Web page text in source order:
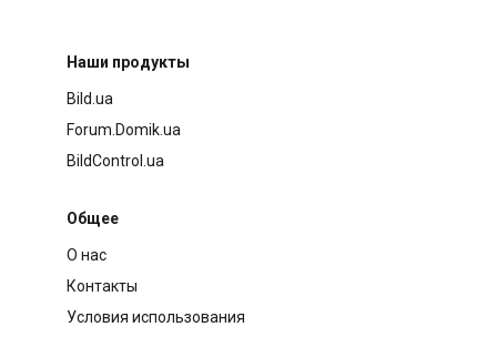
Наши продукты
Bild.ua
Forum.Domik.ua
BildControl.ua
Общее
О нас
Контакты
Условия использования